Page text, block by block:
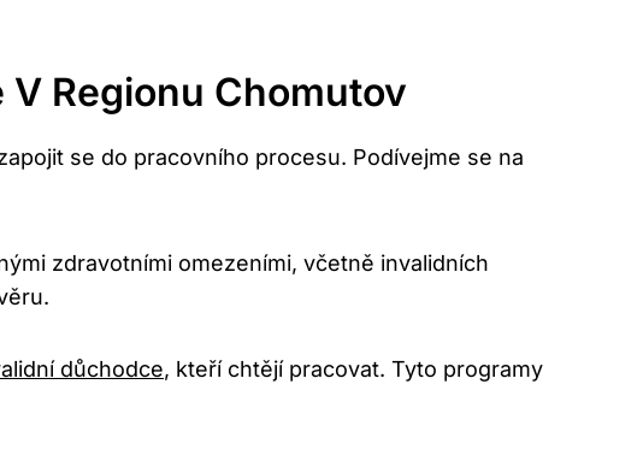
Regionu Chomutov
se do pracovního procesu. Podívejme se na
zdravotními omezeními, včetně invalidních
důchodce, kteří chtějí pracovat. Tyto programy